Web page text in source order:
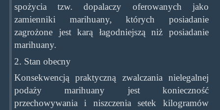
spożycia tzw. dopalaczy oferowanych jako
zamienniki marihuany, których posiadanie
zagrożone jest karą łagodniejszą niż posiadanie
marihuany.
2. Stan obecny
Konsekwencją praktyczną zwalczania nielegalnej
podaży marihuany jest konieczność
przechowywania i niszczenia setek kilogramów